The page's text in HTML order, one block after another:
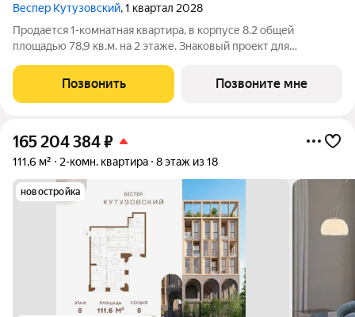
Веспер Кутузовский, 1 квартал 2028
Продается 1-комнатная квартира, в корпусе 8.2 общей
площадью 78,9 кв.м. на 2 этаже. Знаковый проект для
площадью 3,7 га расположен на Кутузовском проспекте и
воплощает новую концепцию идеально
Позвонить Позвоните мне
165 204 384₽
111,6 м² 2-комн. квартира 8 этаж из 18
новостройка